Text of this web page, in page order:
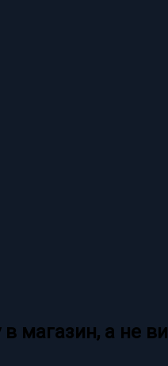
магазин, а не